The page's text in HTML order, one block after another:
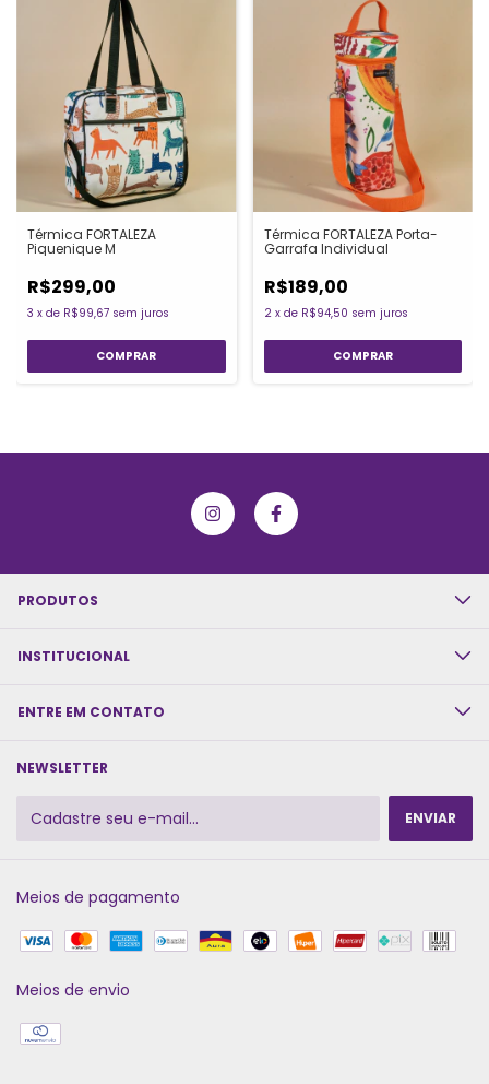
Térmica FORTALEZA
Piquenique M
R$299,00
3 x de R$99,67 sem juros
Térmica FORTALEZA Porta-
Garrafa Individual
R$189,00
2 x de R$94,50 sem juros
PRODUTOS
INSTITUCIONAL
ENTRE EM CONTATO
NEWSLETTER
Meios de pagamento
Meios de envio